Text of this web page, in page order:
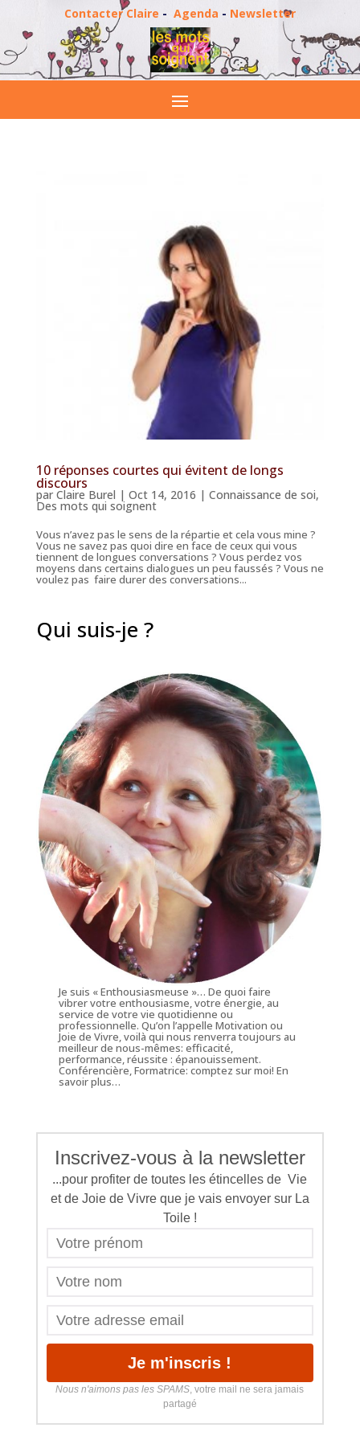
Contacter Claire - Agenda - Newsletter
10 réponses courtes qui évitent de longs
discours
par Claire Burel | Oct 14, 2016 | Connaissance de soi,
Des mots qui soignent
Vous n’avez pas le sens de la répartie et cela vous mine ?
Vous ne savez pas quoi dire en face de ceux qui vous
tiennent de longues conversations ? Vous perdez vos
moyens dans certains dialogues un peu faussés ? Vous ne
voulez pas faire durer des conversations...
Qui suis-je ?
Je suis « Enthousiasmeuse »… De quoi faire
vibrer votre enthousiasme, votre énergie, au
service de votre vie quotidienne ou
professionnelle. Qu’on l’appelle Motivation ou
Joie de Vivre, voilà qui nous renverra toujours au
meilleur de nous-mêmes: efficacité,
performance, réussite : épanouissement.
Conférencière, Formatrice: comptez sur moi!En
savoir plus…
Inscrivez-vous à la newsletter
...pour profiter de toutes les étincelles de Vie
et de Joie de Vivre que je vais envoyer sur La
Toile !
Nous n'aimons pas les SPAMS, votre mail ne sera jamais
partagé